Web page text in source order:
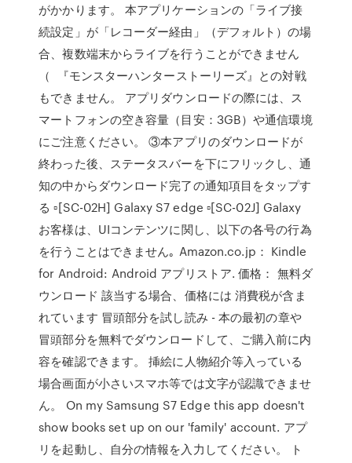
がかかります。 本アプリケーションの「ライブ接
続設定」が「レコーダー経由」（デフォルト）の場
合、複数端末からライブを行うことができません
（ 『モンスターハンターストーリーズ』との対戦
もできません。 アプリダウンロードの際には、ス
マートフォンの空き容量（目安：3GB）や通信環境
にご注意ください。 ③本アプリのダウンロードが
終わった後、ステータスバーを下にフリックし、通
知の中からダウンロード完了の通知項目をタップす
る ▫[SC-02H] Galaxy S7 edge ▫[SC-02J] Galaxy
お客様は、UIコンテンツに関し、以下の各号の行為
を行うことはできません｡ Amazon.co.jp： Kindle
for Android: Android アプリストア. 価格： 無料ダ
ウンロード 該当する場合、価格には 消費税が含ま
れています 冒頭部分を試し読み - 本の最初の章や
冒頭部分を無料でダウンロードして、ご購入前に内
容を確認できます。 挿絵に人物紹介等入っている
場合画面が小さいスマホ等では文字が認識できませ
ん。 On my Samsung S7 Edge this app doesn't
show books set up on our 'family' account. アプ
リを起動し、自分の情報を入力してください。 ト